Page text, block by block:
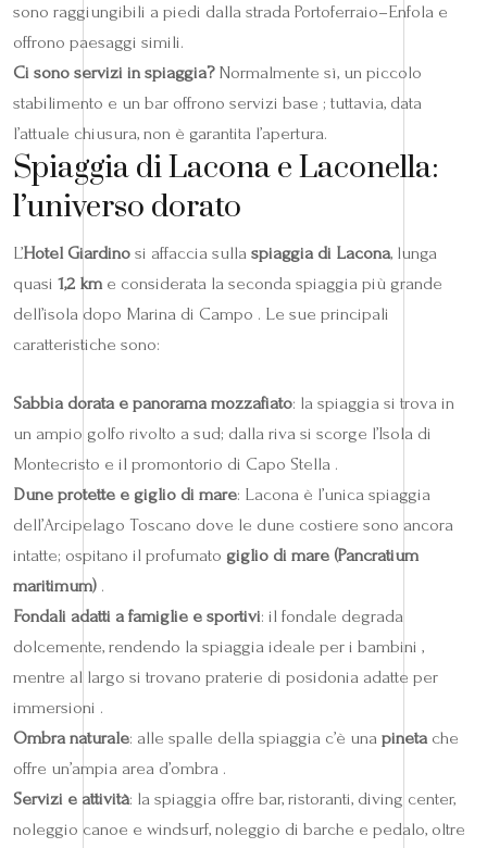
sono raggiungibili a piedi dalla strada Portoferraio–Enfola e
offrono paesaggi simili.
Ci sono servizi in spiaggia?Normalmente sì, un piccolo
stabilimento e un bar offrono servizi base ; tuttavia, data
l’attuale chiusura, non è garantita l’apertura.
Spiaggia di Lacona e Laconella:
l’universo dorato
L’Hotel Giardino si affaccia sulla spiaggia di Lacona, lunga
quasi 1,2 km e considerata la seconda spiaggia più grande
dell’isola dopo Marina di Campo . Le sue principali
caratteristiche sono:
Sabbia dorata e panorama mozzafiato: la spiaggia si trova in
un ampio golfo rivolto a sud; dalla riva si scorge l’Isola di
Montecristo e il promontorio di Capo Stella .
Dune protette e giglio di mare: Lacona è l’unica spiaggia
dell’Arcipelago Toscano dove le dune costiere sono ancora
intatte; ospitano il profumato giglio di mare (Pancratium
maritimum) .
Fondali adatti a famiglie e sportivi: il fondale degrada
dolcemente, rendendo la spiaggia ideale per i bambini ,
mentre al largo si trovano praterie di posidonia adatte per
immersioni .
Ombra naturale: alle spalle della spiaggia c’è una pinetache
offre un’ampia area d’ombra .
Servizi e attività: la spiaggia offre bar, ristoranti, diving center,
noleggio canoe e windsurf, noleggio di barche e pedalo, oltre